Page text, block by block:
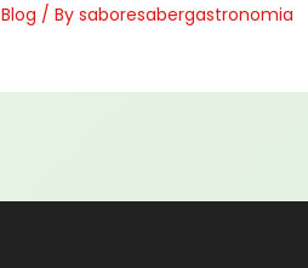
Blog / By saboresabergastronomia